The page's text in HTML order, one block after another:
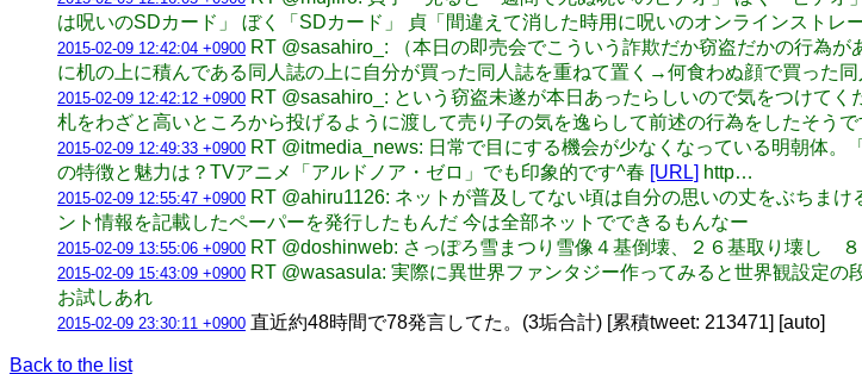
は呪いのSDカード」 ぼく「SDカード」 貞「間違えて消した時用に呪いのオンラインストレ
2015-02-09 12:42:04 +0900 RT @sasahiro_: （本日の即売会でこういう詐欺だか窃盗だかの行為
に机の上に積んである同人誌の上に自分が買った同人誌を重ねて置く→何食わぬ顔で買った
2015-02-09 12:42:12 +0900 RT @sasahiro_: という窃盗未遂が本日あったらしいので気をつけて
札をわざと高いところから投げるように渡して売り子の気を逸らして前述の行為をしたそうで
2015-02-09 12:49:33 +0900 RT @itmedia_news: 日常で目にする機会が少なくなっている明朝体
の特徴と魅力は？TVアニメ「アルドノア・ゼロ」でも印象的です^春 [URL] http…
2015-02-09 12:55:47 +0900 RT @ahiru1126: ネットが普及してない頃は自分の思いの丈をぶちま
ント情報を記載したペーパーを発行したもんだ 今は全部ネットでできるもんなー
2015-02-09 13:55:06 +0900 RT @doshinweb: さっぽろ雪まつり雪像４基倒壊、２６基取り壊し
2015-02-09 15:43:09 +0900 RT @wasasula: 実際に異世界ファンタジー作ってみると世界観設定
お試しあれ
2015-02-09 23:30:11 +0900 直近約48時間で78発言してた。(3垢合計) [累積tweet: 213471] [auto]
Back to the list